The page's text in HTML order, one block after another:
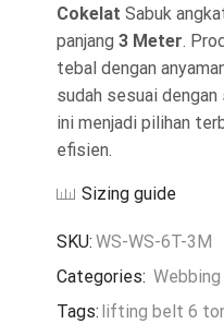
Cokelat Sabuk
panjang 3 Meter.
tebal dengan
sudah sesuai
ini menjadi pilihan
efisien.
Sizing guide
SKU: WS-WS-6T-3M
Categories: Webbing
Tags: lifting belt 6